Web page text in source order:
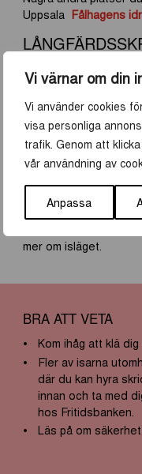
Vi värnar om din
Vi använder cookies
visa personliga
trafik. Genom att
vår användning av
Anpassa
Uppsala Fålhagens
Att åka
frusna vattendrag.
kommun
Fjällnora
Björklinge
mer om isläget.
BRA ATT VETA
Kom ihåg att klä
Fler av isarna
där du kan hyra
innan och ta med
hos Fritidsbanken.
Läs på om